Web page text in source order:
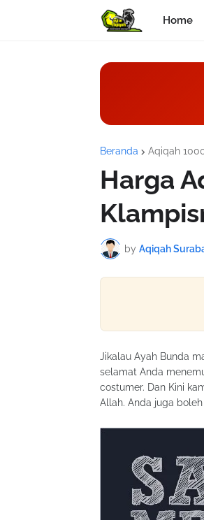
Home
Beranda Aqiqah
Harga
by Aqiqah
Jikalau Ayah Bunda
selamat Anda
costumer. Dan Kini
Allah. Anda juga